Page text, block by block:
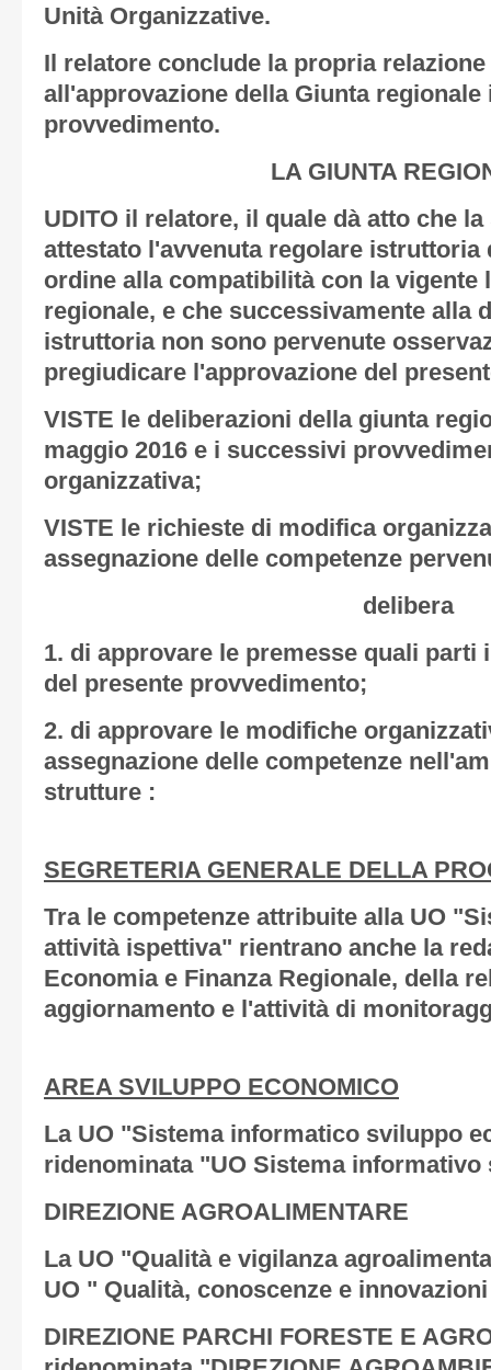
Unità Organizzative.
Il relatore conclude la propria
all'approvazione della Giunta regionale
provvedimento.
LA GIUNTA
UDITO il relatore, il quale dà atto che
attestato l'avvenuta regolare istruttoria
ordine alla compatibilità con la vigente
regionale, e che successivamente alla
istruttoria non sono pervenute
pregiudicare l'approvazione del
VISTE le deliberazioni della giunta
maggio 2016 e i successivi
organizzativa;
VISTE le richieste di modifica
assegnazione delle competenze
delibera
1. di approvare le premesse quali parti
del presente provvedimento;
2. di approvare le modifiche
assegnazione delle competenze
strutture :
SEGRETERIA GENERALE DELLA
Tra le competenze attribuite alla UO
attività ispettiva" rientrano anche la
Economia e Finanza Regionale, della
aggiornamento e l'attività di
AREA SVILUPPO ECONOMICO
La UO "Sistema informatico sviluppo
ridenominata "UO Sistema
DIREZIONE AGROALIMENTARE
La UO "Qualità e vigilanza
UO " Qualità, conoscenze e
DIREZIONE PARCHI FORESTE E